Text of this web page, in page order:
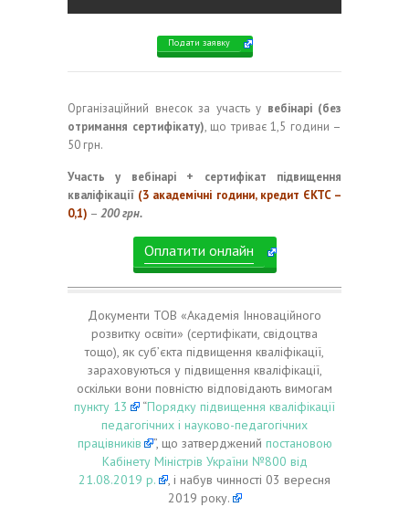
Подати заявку
Організаційний внесок за участь у вебінарі (без
отримання сертифікату), що триває 1,5 години –
50 грн.
Участь у вебінарі + сертифікат підвищення
кваліфікації (3 академічні години, кредит ЄКТС –
0,1) – 200 грн.
Оплатити онлайн
Документи ТОВ «Академія Інноваційного
розвитку освіти» (сертифікати, свідоцтва
тощо), як суб’єкта підвищення кваліфікації,
зараховуються у підвищення кваліфікації,
оскільки вони повністю відповідають вимогам
пункту 13
“Порядку підвищення кваліфікації
педагогічних і науково-педагогічних
працівників
”, що затверджений постановою
Кабінету Міністрів України №800 від
21.08.2019 р.
, і набув чинності 03 вересня
2019 року.